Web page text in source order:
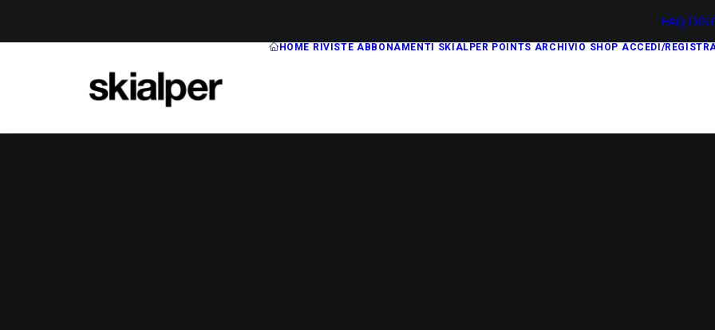
FAQ
HOME RIVISTE ABBONAMENTI SKIALPER POINTS ARCHIVIO SHOP ACCEDI/